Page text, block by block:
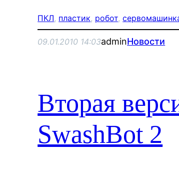
ПКЛ, пластик, робот,
09.01.2010 14:03adminНовости
Вторая
SwashBot 2